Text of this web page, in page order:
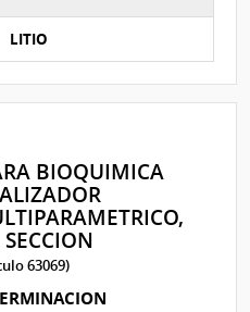
LITIO
BIOQUIMICA
63069)